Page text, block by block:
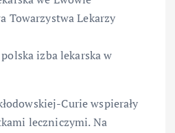
Towarzystwa Lekarzy
izba lekarska w
Curie wspierały
leczniczymi. Na